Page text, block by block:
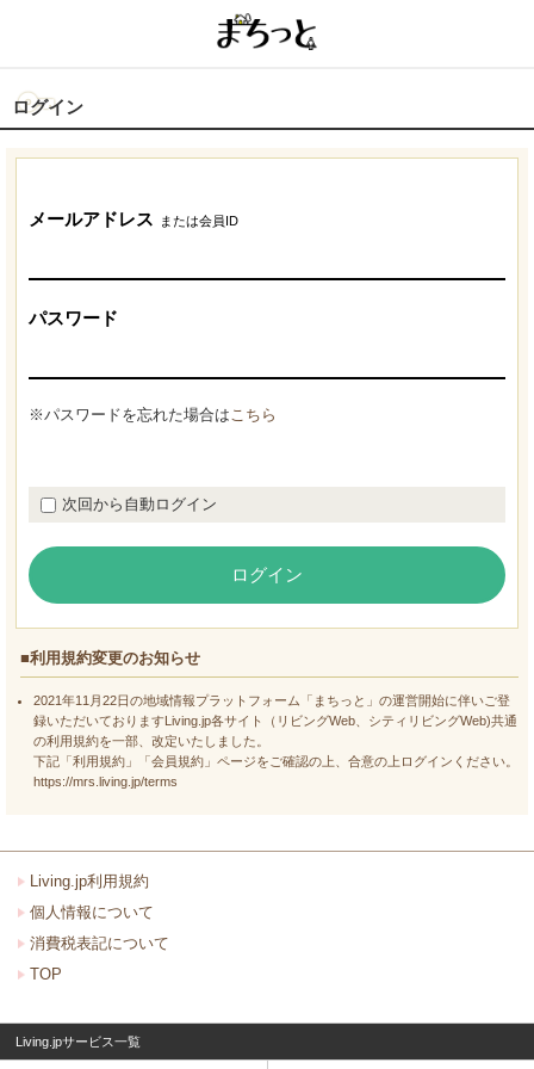
ログイン
メールアドレス または会員ID
パスワード
※パスワードを忘れた場合はこちら
次回から自動ログイン
ログイン
■利用規約変更のお知らせ
2021年11月22日の地域情報プラットフォーム「まちっと」の運営開始に伴いご登
録いただいておりますLiving.jp各サイト（リビングWeb、シティリビングWeb)共通
の利用規約を一部、改定いたしました。
下記「利用規約」「会員規約」ページをご確認の上、合意の上ログインください。
https://mrs.living.jp/terms
Living.jp利用規約
個人情報について
消費税表記について
TOP
Living.jpサービス一覧